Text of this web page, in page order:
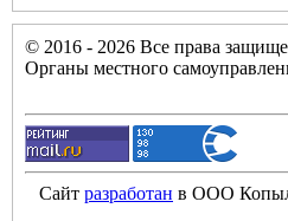
© 2016 - 2026 Все права
Органы местного
Сайт разработан в ООО